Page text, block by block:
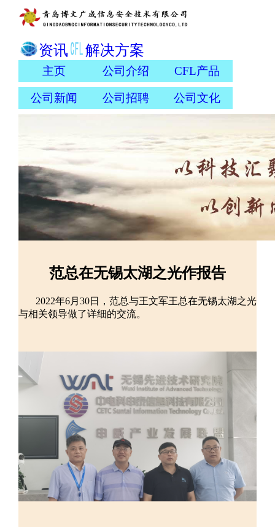
资讯 解决方案
主页 公司介绍 CFL产品
公司新闻 公司招聘 公司文化
范总在无锡太湖之光作报告
2022年6月30日，范总与王文军王总在无锡太湖之光
与相关领导做了详细的交流。